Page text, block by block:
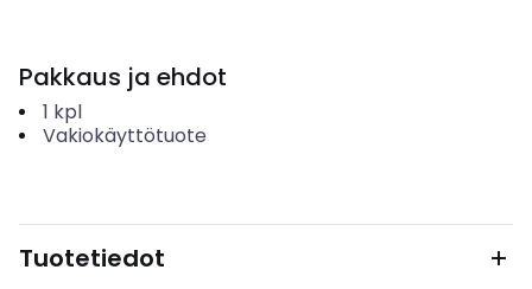
Pakkaus ja ehdot
1 kpl
Vakiokäyttötuote
Tuotetiedot